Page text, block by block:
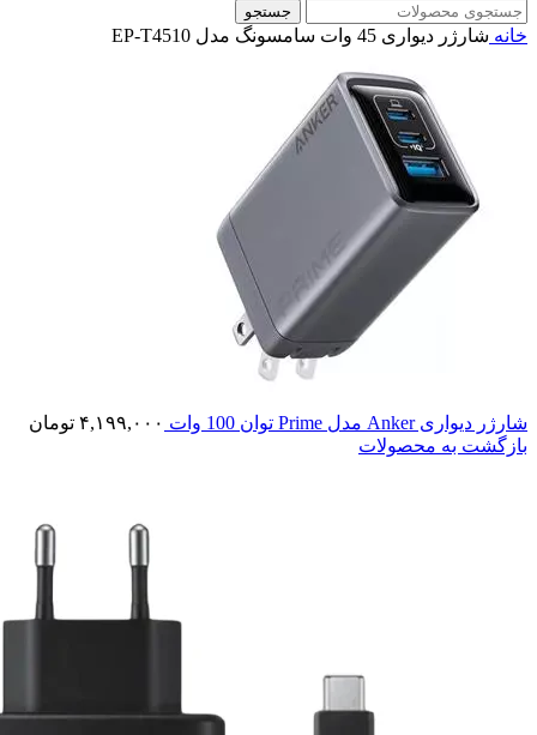
جستجو
خانه شارژر دیواری 45 وات سامسونگ مدل EP-T4510
شارژر دیواری Anker مدل Prime توان 100 وات ۴,۱۹۹,۰۰۰ تومان
بازگشت به محصولات